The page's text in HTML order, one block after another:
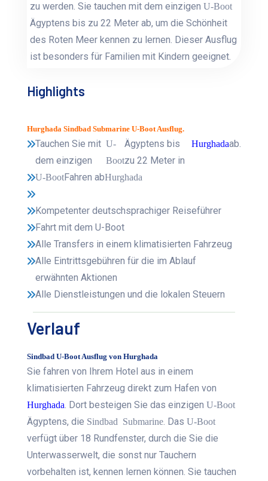
zu werden. Sie tauchen mit dem einzigenU-Boot
Ägyptens bis zu 22 Meter ab, um die Schönheit
des Roten Meer kennen zu lernen. Dieser Ausflug
ist besonders für Familien mit Kindern geeignet.
Highlights
Hurghada Sindbad Submarine U-Boot Ausflug.
Tauchen Sie mit
dem einzigen
U-
Boot
Ägyptens bis
zu 22 Meter in
Hurghadaab.
U-BootFahren abHurghada
Kompetenter deutschsprachiger Reiseführer
Fahrt mit dem U-Boot
Alle Transfers in einem klimatisierten Fahrzeug
Alle Eintrittsgebühren für die im Ablauf
erwähnten Aktionen
Alle Dienstleistungen und die lokalen Steuern
Verlauf
Sindbad U-Boot Ausflug von Hurghada
Sie fahren von Ihrem Hotel aus in einem
klimatisierten Fahrzeug direkt zum Hafen von
Hurghada. Dort besteigen Sie das einzigenU-Boot
Ägyptens, die Sindbad Submarine. DasU-Boot
verfügt über 18 Rundfenster, durch die Sie die
Unterwasserwelt, die sonst nur Tauchern
vorbehalten ist, kennen lernen können. Sie tauchen